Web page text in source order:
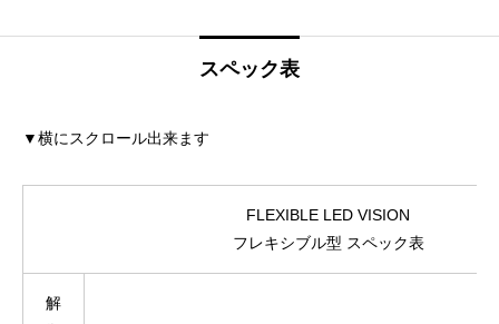
スペック表
▼横にスクロール出来ます
FLEXIBLE LED VISION
フレキシブル型 スペック表
解